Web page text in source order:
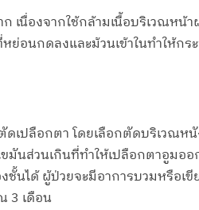
เนื่องจากใช้กล้ามเนื้อบริเวณห
อนกดลงและม้วนเข้าในทำให้ก
ดเปลือกตา โดยเลือกตัดบริเว
มันส่วนเกินที่ทำให้เปลือกตาอูม
นได้ ผู้ป่วยจะมีอาการบวมหรือ
3 เดือน